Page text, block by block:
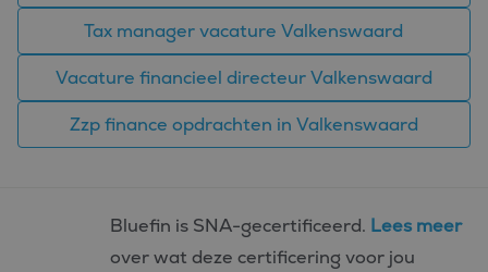
Tax manager vacature Valkenswaard
Vacature financieel directeur Valkenswaard
Zzp finance opdrachten in Valkenswaard
Bluefin is SNA-gecertificeerd. Lees meer
over wat deze certificering voor jou